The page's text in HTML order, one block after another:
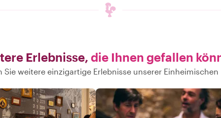
Erlebnisse, die Ihnen gefallen
Sie weitere einzigartige Erlebnisse unserer Einheimischen